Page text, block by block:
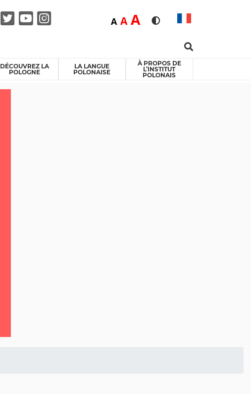
Rozmiar czcionki
ADomyślna
AŚrednia
ADużaWersja kontrastowa
DÉCOUVREZ LA
POLOGNE
LA LANGUE
POLONAISE
À PROPOS DE
L’INSTITUT
POLONAIS